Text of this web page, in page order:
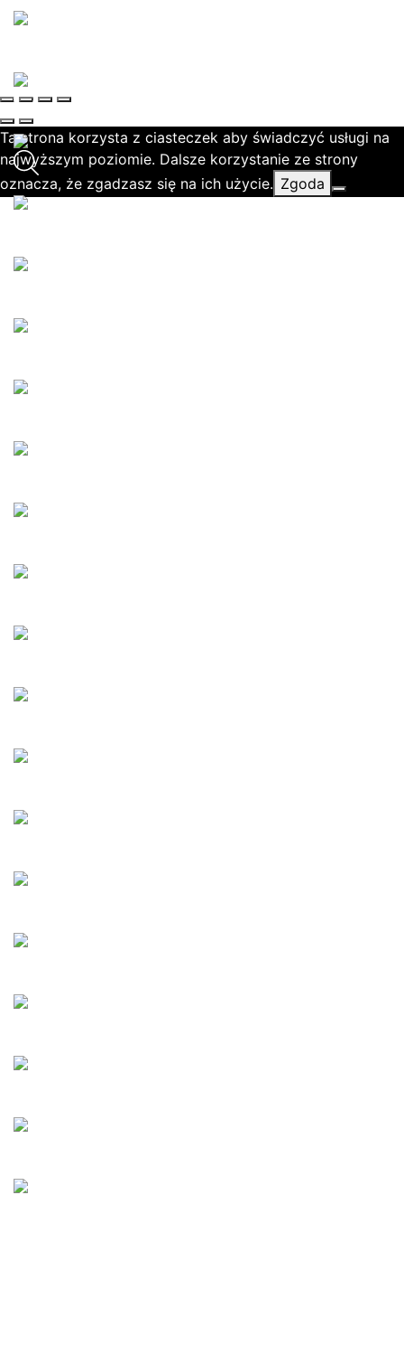
Ta strona korzysta z ciasteczek aby świadczyć usługi na
najwyższym poziomie. Dalsze korzystanie ze strony
oznacza, że zgadzasz się na ich użycie. Zgoda